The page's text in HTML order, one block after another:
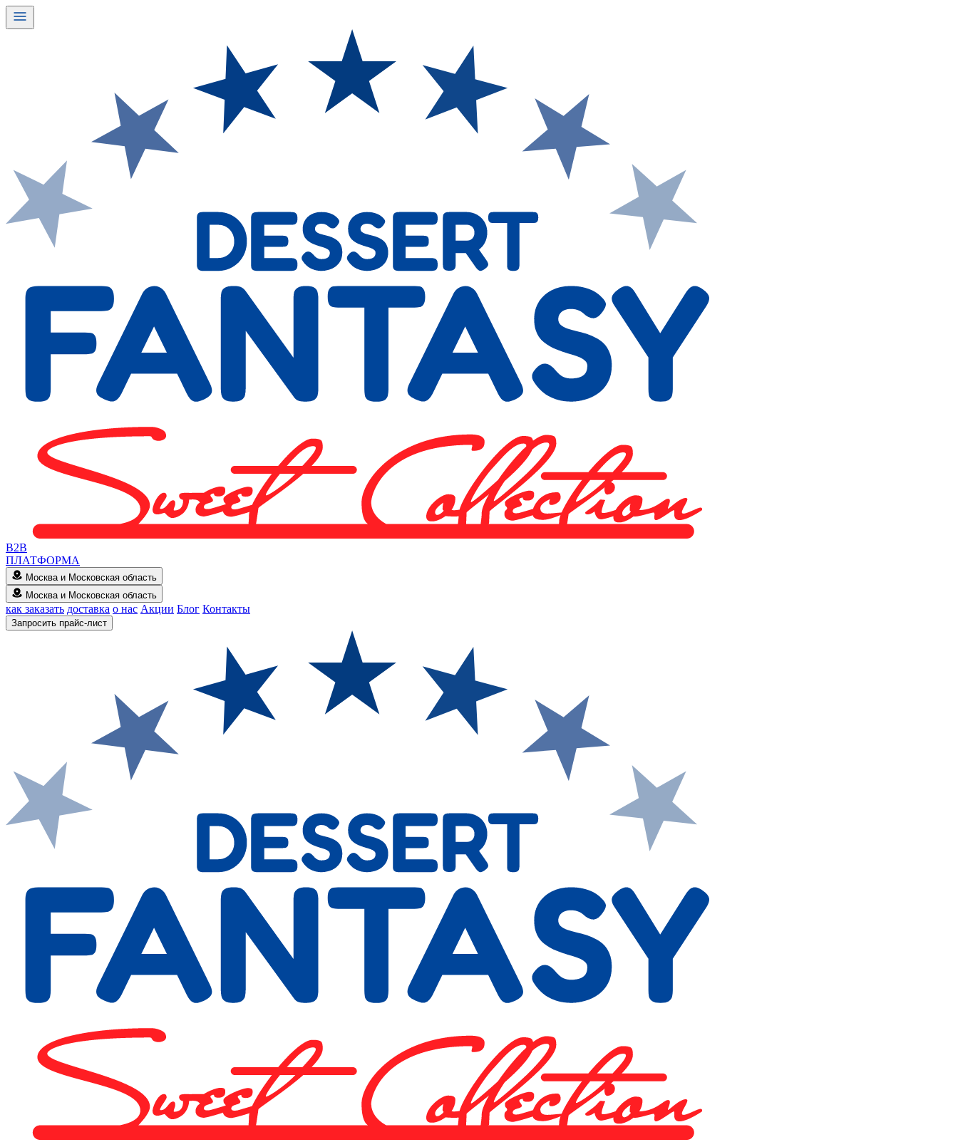
B2B
ПЛАТФОРМА
Москва и Московская область
Москва и Московская область
как заказать доставка о нас Акции Блог Контакты
Запросить прайс-лист